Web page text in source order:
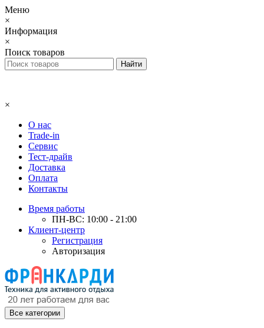
Меню
×
Информация
×
Поиск товаров
×
О нас
Trade-in
Сервис
Тест-драйв
Доставка
Оплата
Контакты
Время работы
ПН-ВС: 10:00 - 21:00
Клиент-центр
Регистрация
Авторизация
Все категории